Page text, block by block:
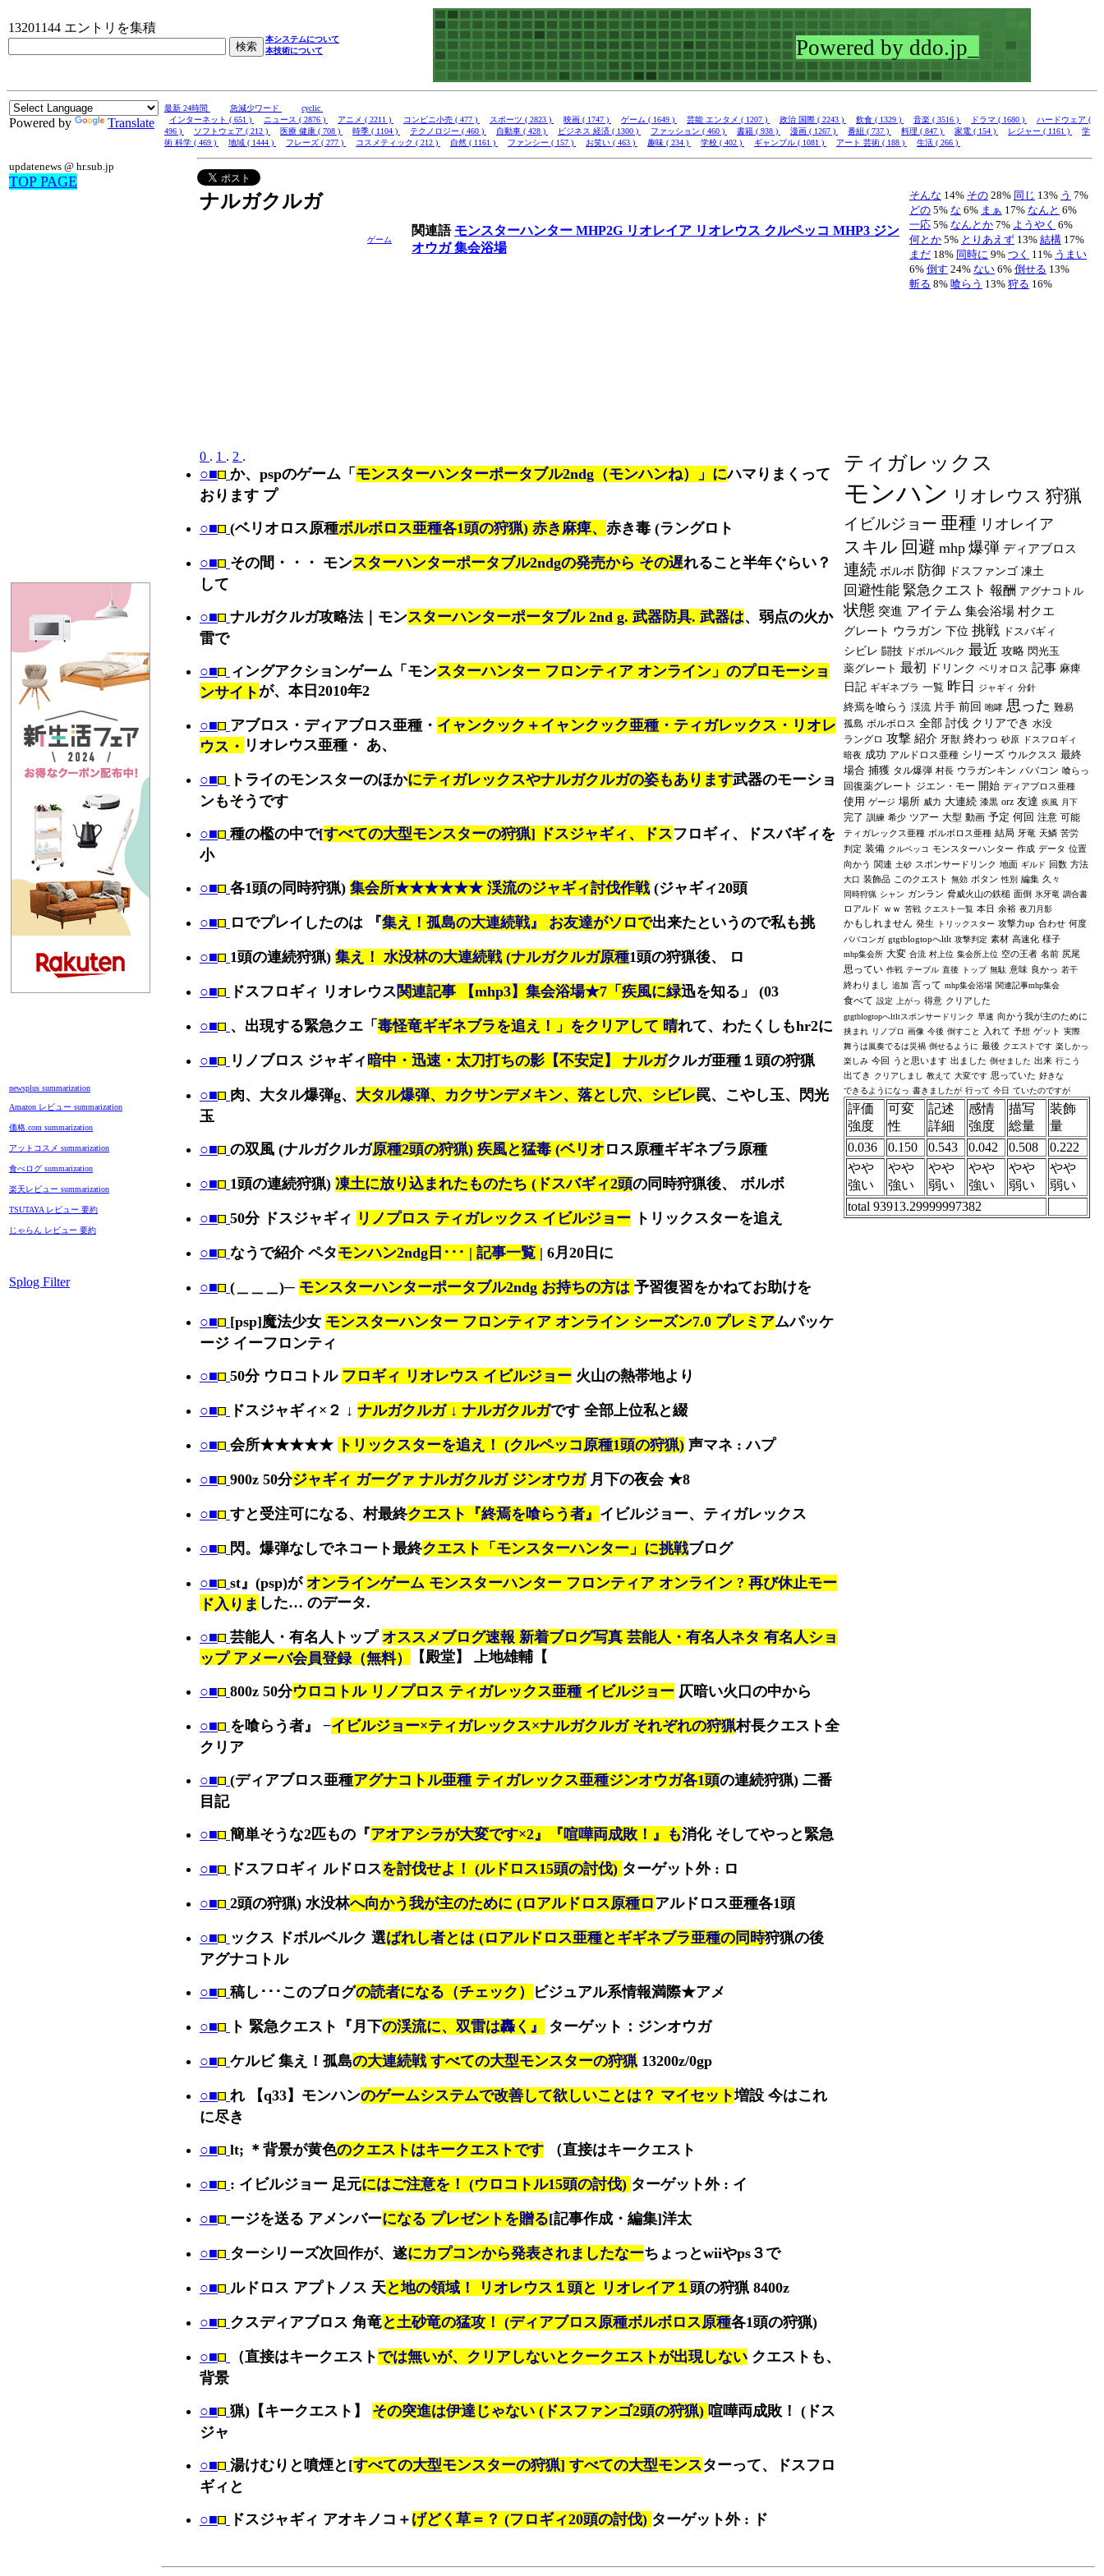
13201144 エントリを集積
本システムについて
本技術について
Powered by Translate
updatenews @ hr.sub.jp
TOP PAGE
newsplus summarization
Amazon レビュー summarization
価格.com summarization
アットコスメ summarization
食べログ summarization
楽天レビュー summarization
TSUTAYA レビュー 要約
じゃらん レビュー 要約
Splog Filter
最新 24時間 急減少ワード
cyclic
インターネット ( 651 )
ニュース ( 2876 ) アニメ ( 2211 ) コンビニ小売 ( 477 ) スポーツ ( 2823 ) 映画 ( 1747 ) ゲーム ( 1649 ) 芸能 エンタメ ( 1207 ) 政治 国際 ( 2243 ) 飲食 ( 1329 ) 音楽 ( 3516 ) ドラマ ( 1680 )
ハードウェア (
496 )
ソフトウェア ( 212 ) 医療 健康 ( 708 ) 時季 ( 1104 ) テクノロジー ( 460 ) 自動車 ( 428 ) ビジネス 経済 ( 1300 ) ファッション ( 460 ) 書籍 ( 938 ) 漫画 ( 1267 ) 番組 ( 737 ) 料理 ( 847 ) 家電 ( 154 ) レジャー ( 1161 )
学
術 科学 ( 469 )
地域 ( 1444 ) フレーズ ( 277 ) コスメティック ( 212 ) 自然 ( 1161 ) ファンシー ( 157 ) お笑い ( 463 ) 趣味 ( 234 ) 学校 ( 402 ) ギャンブル ( 1081 ) アート 芸術 ( 188 ) 生活 ( 266 )
ナルガクルガ
ゲーム
関連語 モンスターハンター MHP2G リオレイア リオレウス クルペッコ MHP3 ジン
オウガ集会浴場
そんな 14% その 28% 同じ 13% う 7%
どの 5% な 6% まぁ 17% なんと 6%
一応 5% なんとか 7% ようやく 6%
何とか 5% とりあえず 13% 結構 17%
まだ 18% 同時に 9% つく 11% うまい
6% 倒す 24% ない 6% 倒せる 13%
斬る 8% 喰らう 13% 狩る 16%
0 . 1 . 2 .
○■ か、pspのゲーム「 モンスターハンターポータブル2ndg（モンハンね）」にハマりまくって
おります プ
○■ (ベリオロス原種ボルボロス亜種各1頭の狩猟) 赤き麻痺、 赤き毒 (ラングロト
○■ その間・・・ モンスターハンターポータブル2ndgの発売から その遅れること半年ぐらい？
して
○■ ナルガクルガ攻略法｜モンスターハンターポータブル 2nd g. 武器防具. 武器は、弱点の火か
雷で
○■ ィングアクションゲーム「モンスターハンター フロンティア オンライン」のプロモーショ
ンサイト が、本日2010年2
○■ アブロス・ディアブロス亜種・ イャンクック＋イャンクック亜種・ティガレックス・リオレ
ウス・ リオレウス亜種・ あ、
○■ トライのモンスターのほかにティガレックスやナルガクルガの姿もあります武器のモーショ
ンもそうです
○■ 種の檻の中で[すべての大型モンスターの狩猟] ドスジャギィ、ドスフロギィ、ドスバギィを
小
○■ 各1頭の同時狩猟) 集会所★★★★★★ 渓流のジャギィ討伐作戦(ジャギィ20頭
○■ ロでプレイしたのは 『集え！孤島の大連続戦』 お友達がソロで出来たというので私も挑
○■ 1頭の連続狩猟) 集え！ 水没林の大連続戦 (ナルガクルガ原種1頭の狩猟後、 ロ
○■ ドスフロギィ リオレウス関連記事 【mhp3】集会浴場★7「疾風に緑迅を知る」 (03
○■ 、出現する緊急クエ「 毒怪竜ギギネブラを追え！」をクリアして 晴れて、わたくしもhr2に
○■ リノブロス ジャギィ暗中・迅速・太刀打ちの影【不安定】 ナルガクルガ亜種１頭の狩猟
○■ 肉、大タル爆弾g、 大タル爆弾、カクサンデメキン、落とし穴、シビレ罠、こやし玉、閃光
玉
○■ の双風 (ナルガクルガ原種2頭の狩猟) 疾風と猛毒 (ベリオ ロス原種ギギネブラ原種
○■ 1頭の連続狩猟) 凍土に放り込まれたものたち (ドスバギィ2頭の同時狩猟後、 ボルボ
○■ 50分 ドスジャギィ リノプロス ティガレックス イビルジョー トリックスターを追え
○■ なうで紹介 ペタモンハン2ndg日･･･ | 記事一覧 | 6月20日に
○■ (＿＿＿)─ モンスターハンターポータブル2ndg お持ちの方は 予習復習をかねてお助けを
○■ [psp]魔法少女 モンスターハンター フロンティア オンライン シーズン7.0 プレミアムパッケ
ージ イーフロンティ
○■ 50分 ウロコトル フロギィ リオレウス イビルジョー 火山の熱帯地より
○■ ドスジャギィ×２ ↓ ナルガクルガ ↓ ナルガクルガです 全部上位私と綴
○■ 会所★★★★★ トリックスターを追え！ (クルペッコ原種1頭の狩猟) 声マネ : ハプ
○■ 900z 50分ジャギィ ガーグァ ナルガクルガ ジンオウガ月下の夜会 ★8
○■ すと受注可になる、村最終クエスト『終焉を喰らう者』 イビルジョー、ティガレックス
○■ 閃。爆弾なしでネコート最終クエスト「モンスターハンター」に挑戦ブログ
○■ st』(psp)が オンラインゲーム モンスターハンター フロンティア オンライン ? 再び休止モー
ド入りま した… のデータ.
○■ 芸能人・有名人トップ オススメブログ速報 新着ブログ写真 芸能人・有名人ネタ 有名人ショ
ップ アメーバ会員登録（無料） 【殿堂】 上地雄輔【
○■ 800z 50分ウロコトル リノプロス ティガレックス亜種 イビルジョー 仄暗い火口の中から
○■ を喰らう者』 −イビルジョー×ティガレックス×ナルガクルガ それぞれの狩猟村長クエスト全
クリア
○■ (ディアブロス亜種アグナコトル亜種 ティガレックス亜種ジンオウガ各1頭の連続狩猟) 二番
目記
○■ 簡単そうな2匹もの『アオアシラが大変です×2』『喧嘩両成敗！』も消化 そしてやっと緊急
○■ ドスフロギィ ルドロスを討伐せよ！ (ルドロス15頭の討伐) ターゲット外 : ロ
○■ 2頭の狩猟) 水没林へ向かう我が主のために (ロアルドロス原種ロアルドロス亜種各1頭
○■ ックス ドボルベルク 選ばれし者とは (ロアルドロス亜種とギギネブラ亜種の同時狩猟の後
アグナコトル
○■ 稿し･･･このブログの読者になる（チェック） ビジュアル系情報満際★アメ
○■ ト 緊急クエスト『月下の渓流に、双雷は轟く』 ターゲット：ジンオウガ
○■ ケルビ 集え！孤島の大連続戦 すべての大型モンスターの狩猟 13200z/0gp
○■ れ 【q33】モンハンのゲームシステムで改善して欲しいことは？ マイセット増設 今はこれ
に尽き
○■ lt; ＊背景が黄色のクエストはキークエストです （直接はキークエスト
○■ : イビルジョー 足元にはご注意を！ (ウロコトル15頭の討伐) ターゲット外 : イ
○■ ージを送る アメンバーになる プレゼントを贈る[記事作成・編集]洋太
○■ ターシリーズ次回作が、遂にカプコンから発表されましたなーちょっとwiiやps３で
○■ ルドロス アプトノス 天と地の領域！ リオレウス１頭と リオレイア１ 頭の狩猟 8400z
○■ クスディアブロス 角竜と土砂竜の猛攻！ (ディアブロス原種ボルボロス原種各1頭の狩猟)
○■ （直接はキークエスト では無いが、クリアしないとクークエストが出現しない クエストも、
背景
○■ 猟)【キークエスト】 その突進は伊達じゃない (ドスファンゴ2頭の狩猟) 喧嘩両成敗！ (ドス
ジャ
○■ 湯けむりと噴煙と[すべての大型モンスターの狩猟] すべての大型モンスターって、ドスフロ
ギィと
○■ ドスジャギィ アオキノコ＋ げどく草＝？ (フロギィ20頭の討伐) ターゲット外 : ド
ティガレックス
モンハン リオレウス 狩猟
イビルジョー 亜種 リオレイア
スキル 回避 mhp 爆弾 ディアブロス
連続 ボルボ 防御 ドスファンゴ 凍土
回避性能 緊急クエスト 報酬 アグナコトル
状態 突進 アイテム 集会浴場 村クエ
グレート ウラガン 下位 挑戦 ドスバギィ
シビレ 闘技 ドボルベルク 最近 攻略 閃光玉
薬グレート 最初 ドリンク ベリオロス 記事 麻痺
日記 ギギネブラ 一覧 昨日 ジャギィ 分針
終焉を喰らう 渓流 片手 前回 咆哮 思った 難易
孤島 ボルボロス 全部 討伐 クリアでき 水没
ラングロ 攻撃 紹介 牙獣 終わっ 砂原
ドスフロギィ
暗夜 成功 アルドロス亜種 シリーズ ウルクスス 最終
場合 捕獲 タル爆弾 村長 ウラガンキン ババコン 喰らっ
回復薬グレート ジエン・モー 開始 ディアブロス亜種
使用 ゲージ 場所 威力 大連続 漆黒 orz 友達 疾風 月下
完了 訓練 希少 ツアー 大型 動画 予定 何回 注意 可能
ティガレックス亜種 ボルボロス亜種 結局 牙竜 天鱗 苦労
判定 装備 クルペッコ モンスターハンター 作成 データ 位置
向かう 関連 土砂 スポンサードリンク 地面 ギルド 回数 方法
大口 装飾品 このクエスト 無効 ボタン 性別 編集 久々
同時狩猟 シャン ガンラン 脅威火山の鉄槌 面倒 氷牙竜 調合書
ロアルド ｗｗ 苦戦 クエスト一覧 本日 余裕 夜刀月影
かもしれません 発生 トリックスター 攻撃力up 合わせ 何度
ババコンガ gtgtblogtopへltlt 攻撃判定 素材 高速化 様子
mhp集会所 大変 合流 村上位 集会所上位 空の王者 名前 尻尾
思ってい 作戦 テーブル 直後 トップ 無駄 意味 良かっ 若干
終わりまし 追加 言って mhp集会浴場 関連記事mhp集会
食べて 設定 上がっ 得意 クリアした
gtgtblogtopへltltスポンサードリンク 早速 向かう我が主のために
挟まれ リノプロ 画像 今後 倒すこと 入れて 予想 ゲット 実際
舞うは嵐奏でるは災禍 倒せるように 最後 クエストです 楽しかっ
楽しみ 今回 うと思います 出ました 倒せました 出来 行こう
出てき クリアしまし 教えて 大変です 思っていた 好きな
できるようになっ 書きましたが 行って 今日 ていたのですが
評価
強度
可変
性
記述
詳細
感情
強度
描写
総量
装飾
量
0.036
0.150 0.543 0.042 0.508
0.222
やや
強い
やや
強い
やや
弱い
やや
強い
やや
弱い
やや
弱い
total 93913.29999997382